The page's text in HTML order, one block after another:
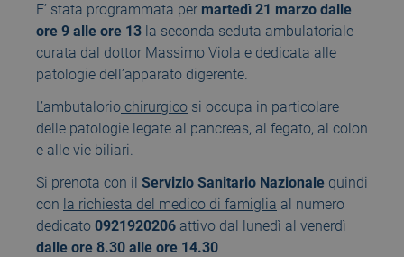
E’ stata programmata per martedì 21 marzo dalle
ore 9 alle ore 13 la seconda seduta ambulatoriale
curata dal dottor Massimo Viola e dedicata alle
patologie dell’apparato digerente.
L’ambutalorio chirurgico si occupa in particolare
delle patologie legate al pancreas, al fegato, al colon
e alle vie biliari.
Si prenota con il Servizio Sanitario Nazionale quindi
con la richiesta del medico di famiglia al numero
dedicato 0921920206 attivo dal lunedì al venerdì
dalle ore 8.30 alle ore 14.30